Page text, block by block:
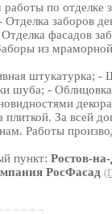
по отделке
заборов
фасадов
из
штукатурка; -
шуба; -
плиткой. За всей
Работы
пункт:Ростов-
РосФасад